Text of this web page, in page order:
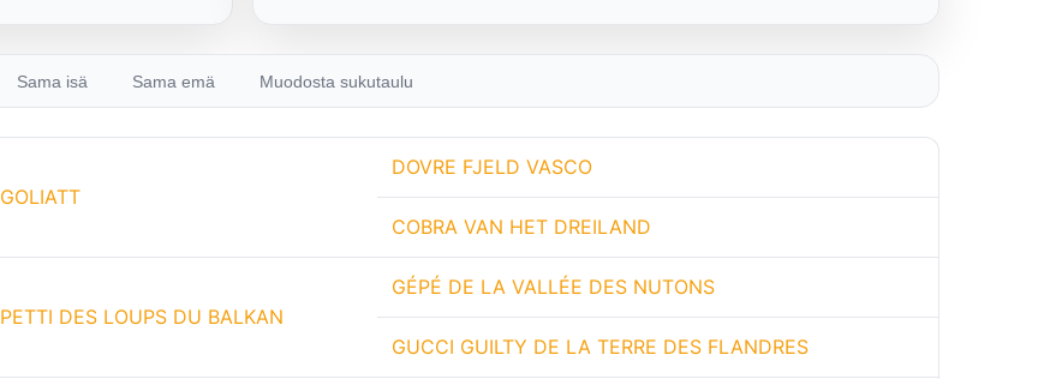
Sama isä Sama emä Muodosta sukutaulu
GOLIATT
DOVRE FJELD VASCO
COBRA VAN HET DREILAND
PETTI DES LOUPS DU BALKAN
GÉPÉ DE LA VALLÉE DES NUTONS
GUCCI GUILTY DE LA TERRE DES FLANDRES